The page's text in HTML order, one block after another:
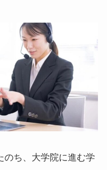
のち、大学院に進む学